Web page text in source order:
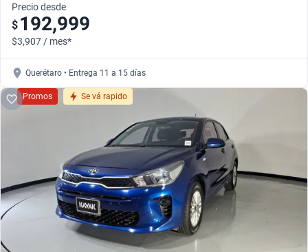
Precio desde
$ 192,999
$3,907 / mes*
Querétaro • Entrega 11 a 15 días
Promos Se vá rapido